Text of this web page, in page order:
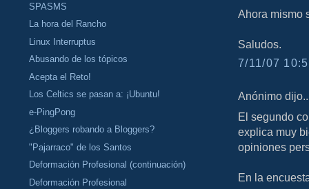
SPASMS
La hora del Rancho
Linux Interruptus
Abusando de los tópicos
Acepta el Reto!
Los Celtics se pasan a: ¡Ubuntu!
e-PingPong
¿Bloggers robando a Bloggers?
"Pajarraco" de los Santos
Deformación Profesional (continuación)
Deformación Profesional
Ahora mismo
Saludos.
7/11/07
Anónimo
El segundo
explica muy
opiniones
En la